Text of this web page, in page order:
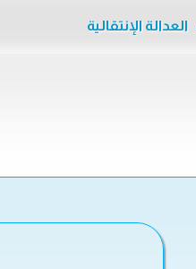
العدالة الإنتقالية